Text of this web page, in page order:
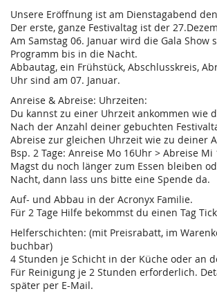
Unsere Eröffnung ist am Dienstagabend
Der erste, ganze Festivaltag ist der
Am Samstag 06. Januar wird die Gala Show
Programm bis in die Nacht.
Abbautag, ein Frühstück, Abschlusskreis,
Uhr sind am 07. Januar.
Anreise & Abreise: Uhrzeiten:
Du kannst zu einer Uhrzeit ankommen wie
Nach der Anzahl deiner gebuchten
Abreise zur gleichen Uhrzeit wie zu deiner
Bsp. 2 Tage: Anreise Mo 16Uhr > Abreise Mi
Magst du noch länger zum Essen bleiben
Nacht, dann lass uns bitte eine Spende da.
Auf- und Abbau in der Acronyx Familie.
Für 2 Tage Hilfe bekommst du einen Tag
Helferschichten: (mit Preisrabatt, im
buchbar)
4 Stunden je Schicht in der Küche oder an
Für Reinigung je 2 Stunden erforderlich.
später per E-Mail.